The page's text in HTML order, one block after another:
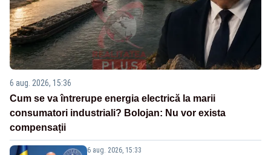
6 aug. 2026, 15:36
Cum se va întrerupe energia electrică la marii
consumatori industriali? Bolojan: Nu vor exista
compensații
6 aug. 2026, 15:33